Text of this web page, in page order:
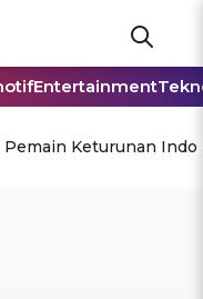
Entertainment
Pemain Keturunan